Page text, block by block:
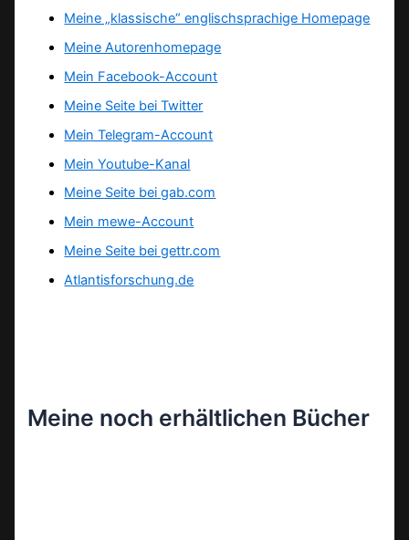
Meine „klassische“ englischsprachige Homepage
Meine Autorenhomepage
Mein Facebook-Account
Meine Seite bei Twitter
Mein Telegram-Account
Mein Youtube-Kanal
Meine Seite bei gab.com
Mein mewe-Account
Meine Seite bei gettr.com
Atlantisforschung.de
Meine noch erhältlichen Bücher